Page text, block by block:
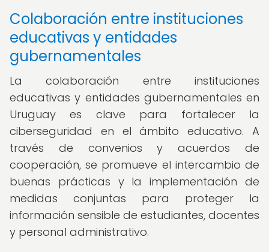
Colaboración entre instituciones
educativas y entidades
gubernamentales
La colaboración entre instituciones
educativas y entidades gubernamentales en
Uruguay es clave para fortalecer la
ciberseguridad en el ámbito educativo. A
través de convenios y acuerdos de
cooperación, se promueve el intercambio de
buenas prácticas y la implementación de
medidas conjuntas para proteger la
información sensible de estudiantes, docentes
y personal administrativo.